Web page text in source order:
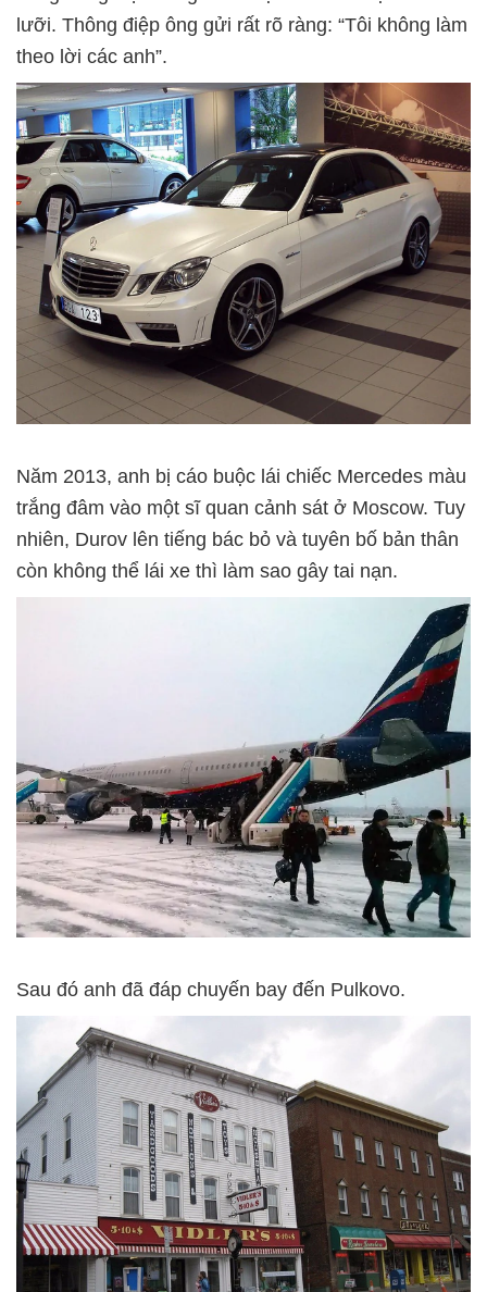
lưỡi. Thông điệp ông gửi rất rõ ràng: “Tôi không làm
theo lời các anh”.
Năm 2013, anh bị cáo buộc lái chiếc Mercedes màu
trắng đâm vào một sĩ quan cảnh sát ở Moscow. Tuy
nhiên, Durov lên tiếng bác bỏ và tuyên bố bản thân
còn không thể lái xe thì làm sao gây tai nạn.
Sau đó anh đã đáp chuyến bay đến Pulkovo.